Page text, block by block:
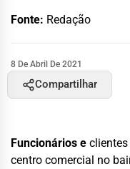
Fonte: Redação
8 De Abril De 2021
Compartilhar
Funcionários e
centro comercial no